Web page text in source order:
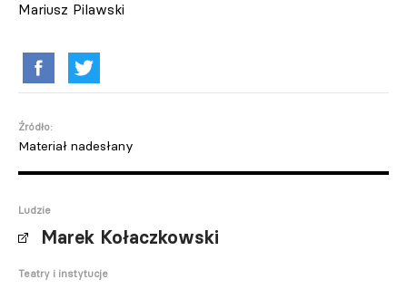
Mariusz Pilawski
Źródło:
Materiał nadesłany
Ludzie
Marek Kołaczkowski
Teatry i instytucje